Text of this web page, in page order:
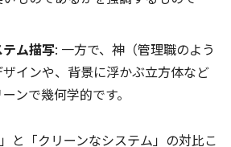
ム描写: 一方で、神（管理職のよう
インや、背景に浮かぶ立方体など
ンで幾何学的です。
と「クリーンなシステム」の対比こ